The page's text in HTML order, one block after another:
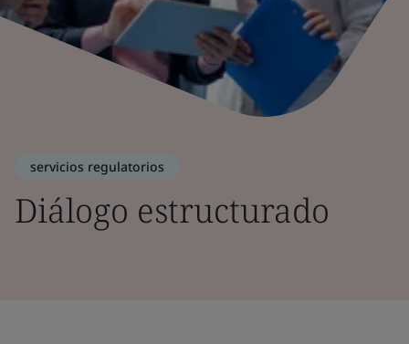
servicios regulatorios
Diálogo estructurado